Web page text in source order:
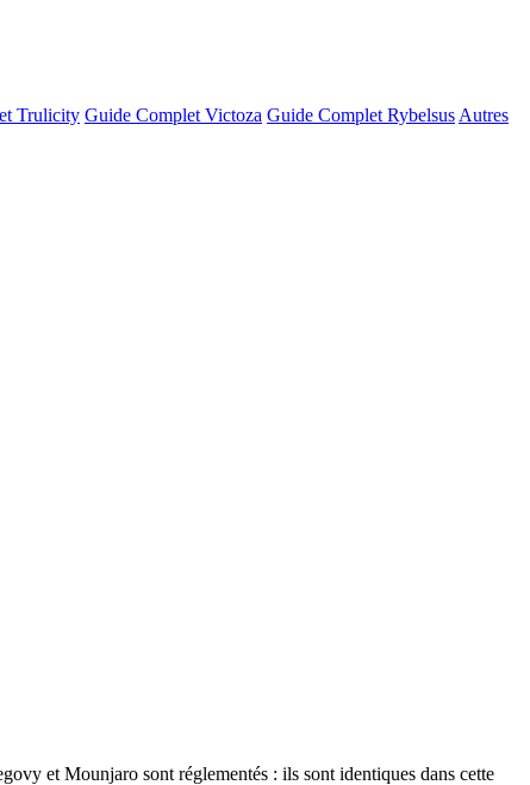
Trulicity Guide Complet Victoza Guide Complet Rybelsus Autres
et Mounjaro sont réglementés : ils sont identiques dans cette